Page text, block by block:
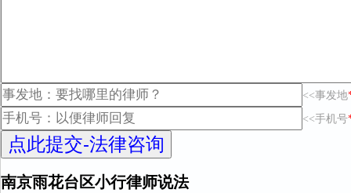
<<事发地
<<手机号
南京雨花台区小行律师说法